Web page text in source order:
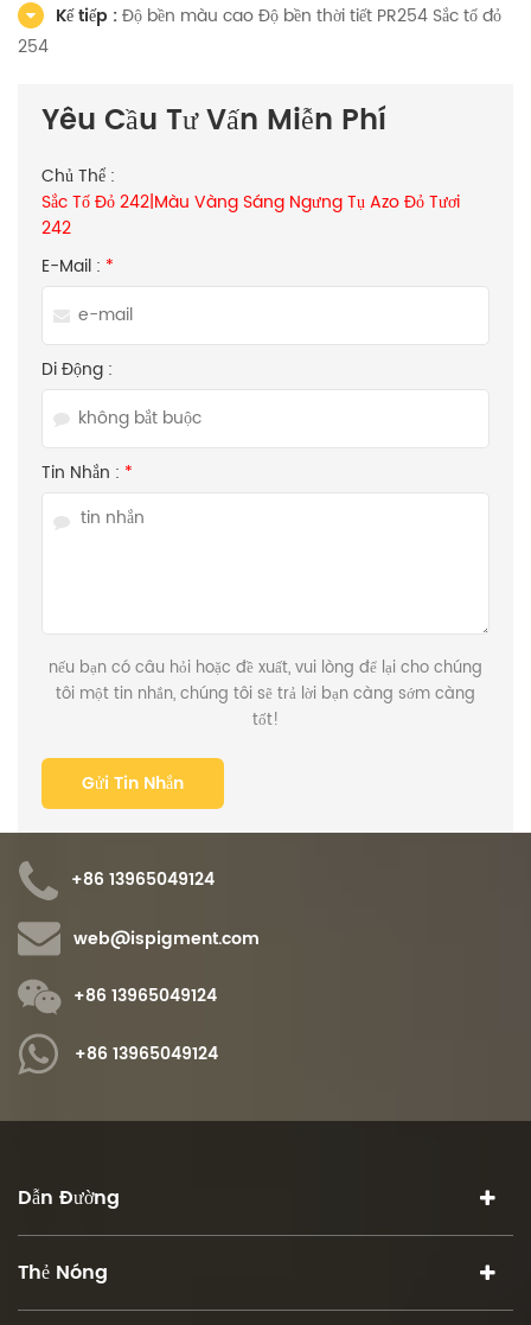
Kế tiếp :Độ bền màu cao Độ bền thời tiết PR254 Sắc tố đỏ
254
Yêu Cầu Tư Vấn Miễn Phí
Chủ Thể :
Sắc Tố Đỏ 242|Màu Vàng Sáng Ngưng Tụ Azo Đỏ Tươi
242
E-Mail : *
Di Động :
Tin Nhắn : *
nếu bạn có câu hỏi hoặc đề xuất, vui lòng để lại cho chúng
tôi một tin nhắn, chúng tôi sẽ trả lời bạn càng sớm càng
tốt!
+86 13965049124
web@ispigment.com
+86 13965049124
+86 13965049124
Dẫn Đường
Thẻ Nóng